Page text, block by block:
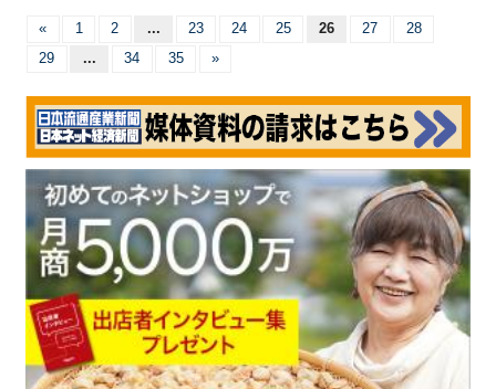
« 1 2 ... 23 24 25 26 27
28
29
... 34 35 »